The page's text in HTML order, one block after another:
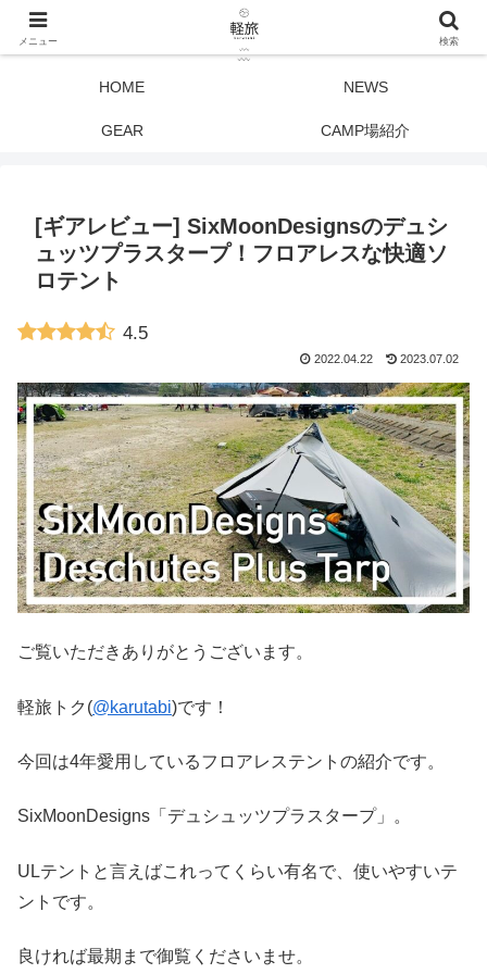
HOME NEWS
GEAR CAMP場紹介
[ギアレビュー] SixMoonDesignsのデュシ
ュッツプラスタープ！フロアレスな快適ソ
ロテント
4.5
2022.04.22 2023.07.02
ご覧いただきありがとうございます。
軽旅トク(@karutabi)です！
今回は4年愛用しているフロアレステントの紹介です。
SixMoonDesigns「デュシュッツプラスタープ」。
ULテントと言えばこれってくらい有名で、使いやすいテ
ントです。
良ければ最期まで御覧くださいませ。
メニュー 検索